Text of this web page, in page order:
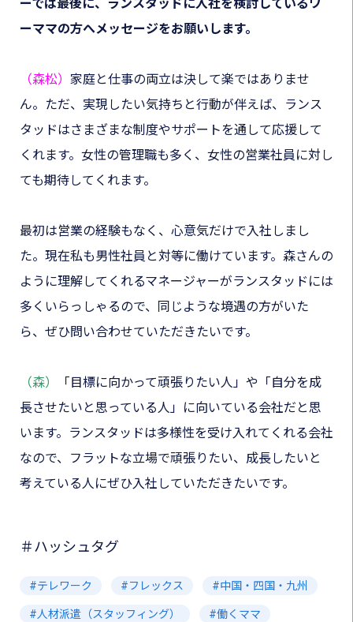
ーでは最後に、ランスタッドに入社を検討しているワ
ーママの方へメッセージをお願いします。
（森松） 家庭と仕事の両立は決して楽ではありませ
ん。ただ、実現したい気持ちと行動が伴えば、ランス
タッドはさまざまな制度やサポートを通して応援して
くれます。女性の管理職も多く、女性の営業社員に対し
ても期待してくれます。
最初は営業の経験もなく、心意気だけで入社しまし
た。現在私も男性社員と対等に働けています。森さんの
ように理解してくれるマネージャーがランスタッドには
多くいらっしゃるので、同じような境遇の方がいた
ら、ぜひ問い合わせていただきたいです。
（森）
「目標に向かって頑張りたい人」や「自分を成
長させたいと思っている人」に向いている会社だと思
います。ランスタッドは多様性を受け入れてくれる会社
なので、フラットな立場で頑張りたい、成長したいと
考えている人にぜひ入社していただきたいです。
＃ハッシュタグ
テレワーク フレックス 中国・四国・九州
人材派遣（スタッフィング） 働くママ